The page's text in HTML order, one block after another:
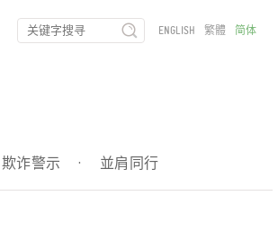
欺诈警示 · 並肩同行
ENGLISH 繁體 简体